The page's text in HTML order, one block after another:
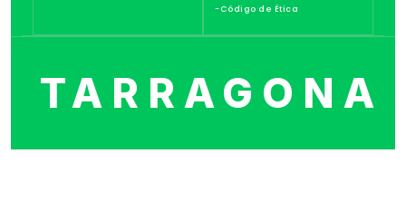
-Código de Ética
TARRAGONA